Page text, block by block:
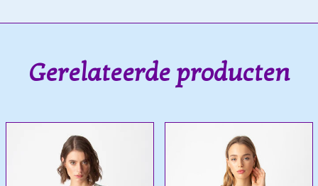
Gerelateerde producten